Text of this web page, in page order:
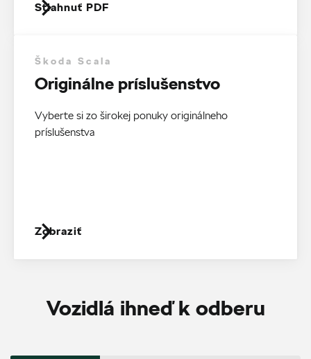
Stiahnuť PDF
Škoda Scala
Originálne príslušenstvo
Vyberte si zo širokej ponuky originálneho
príslušenstva
Zobraziť
Vozidlá ihneď k odberu